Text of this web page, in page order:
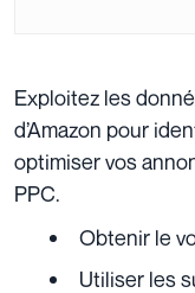
Exploitez les
d’Amazon pour
optimiser vos
PPC.
Obtenir le
Utiliser les